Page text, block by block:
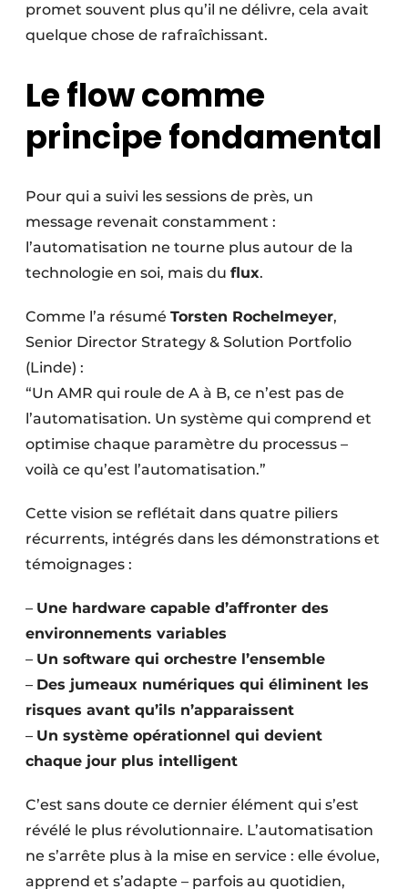
promet souvent plus qu’il ne délivre, cela avait
quelque chose de rafraîchissant.
Le flow comme
principe fondamental
Pour qui a suivi les sessions de près, un
message revenait constamment :
l’automatisation ne tourne plus autour de la
technologie en soi, mais du flux.
Comme l’a résumé Torsten Rochelmeyer,
Senior Director Strategy & Solution Portfolio
(Linde) :
“Un AMR qui roule de A à B, ce n’est pas de
l’automatisation. Un système qui comprend et
optimise chaque paramètre du processus –
voilà ce qu’est l’automatisation.”
Cette vision se reflétait dans quatre piliers
récurrents, intégrés dans les démonstrations et
témoignages :
– Une hardware capable d’affronter des
environnements variables
– Un software qui orchestre l’ensemble
– Des jumeaux numériques qui éliminent les
risques avant qu’ils n’apparaissent
– Un système opérationnel qui devient
chaque jour plus intelligent
C’est sans doute ce dernier élément qui s’est
révélé le plus révolutionnaire. L’automatisation
ne s’arrête plus à la mise en service : elle évolue,
apprend et s’adapte – parfois au quotidien,